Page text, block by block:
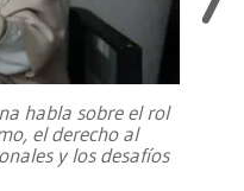
habla sobre el rol
el derecho al
y los desafíos